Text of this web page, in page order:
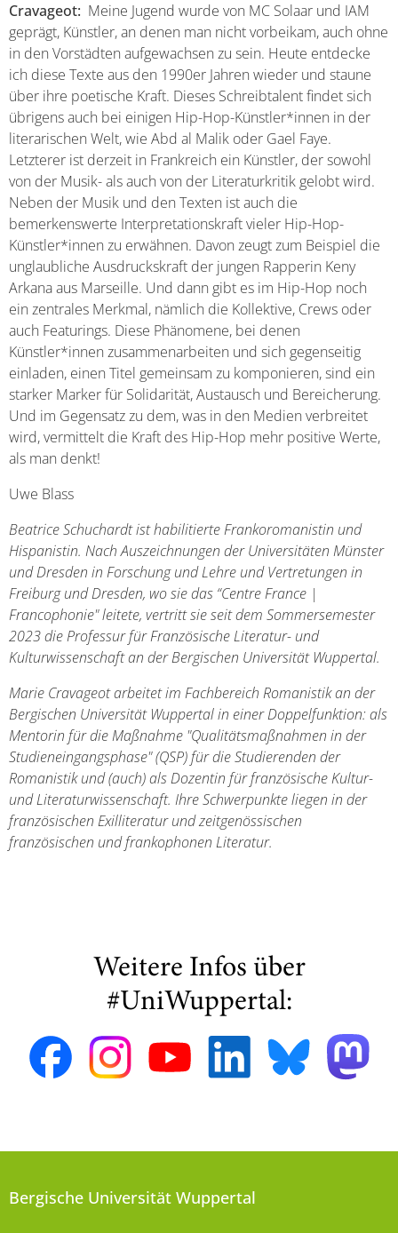
Cravageot: Meine Jugend wurde von MC Solaar und IAM
geprägt, Künstler, an denen man nicht vorbeikam, auch ohne
in den Vorstädten aufgewachsen zu sein. Heute entdecke
ich diese Texte aus den 1990er Jahren wieder und staune
über ihre poetische Kraft. Dieses Schreibtalent findet sich
übrigens auch bei einigen Hip-Hop-Künstler*innen in der
literarischen Welt, wie Abd al Malik oder Gael Faye.
Letzterer ist derzeit in Frankreich ein Künstler, der sowohl
von der Musik- als auch von der Literaturkritik gelobt wird.
Neben der Musik und den Texten ist auch die
bemerkenswerte Interpretationskraft vieler Hip-Hop-
Künstler*innen zu erwähnen. Davon zeugt zum Beispiel die
unglaubliche Ausdruckskraft der jungen Rapperin Keny
Arkana aus Marseille. Und dann gibt es im Hip-Hop noch
ein zentrales Merkmal, nämlich die Kollektive, Crews oder
auch Featurings. Diese Phänomene, bei denen
Künstler*innen zusammenarbeiten und sich gegenseitig
einladen, einen Titel gemeinsam zu komponieren, sind ein
starker Marker für Solidarität, Austausch und Bereicherung.
Und im Gegensatz zu dem, was in den Medien verbreitet
wird, vermittelt die Kraft des Hip-Hop mehr positive Werte,
als man denkt!
Uwe Blass
Beatrice Schuchardt ist habilitierte Frankoromanistin und
Hispanistin. Nach Auszeichnungen der Universitäten Münster
und Dresden in Forschung und Lehre und Vertretungen in
Freiburg und Dresden, wo sie das “Centre France |
Francophonie" leitete, vertritt sie seit dem Sommersemester
2023 die Professur für Französische Literatur- und
Kulturwissenschaft an der Bergischen Universität Wuppertal.
Marie Cravageot arbeitet im Fachbereich Romanistik an der
Bergischen Universität Wuppertal in einer Doppelfunktion: als
Mentorin für die Maßnahme "Qualitätsmaßnahmen in der
Studieneingangsphase" (QSP) für die Studierenden der
Romanistik und (auch) als Dozentin für französische Kultur-
und Literaturwissenschaft. Ihre Schwerpunkte liegen in der
französischen Exilliteratur und zeitgenössischen
französischen und frankophonen Literatur.
Weitere Infos über
#UniWuppertal:
Bergische Universität Wuppertal